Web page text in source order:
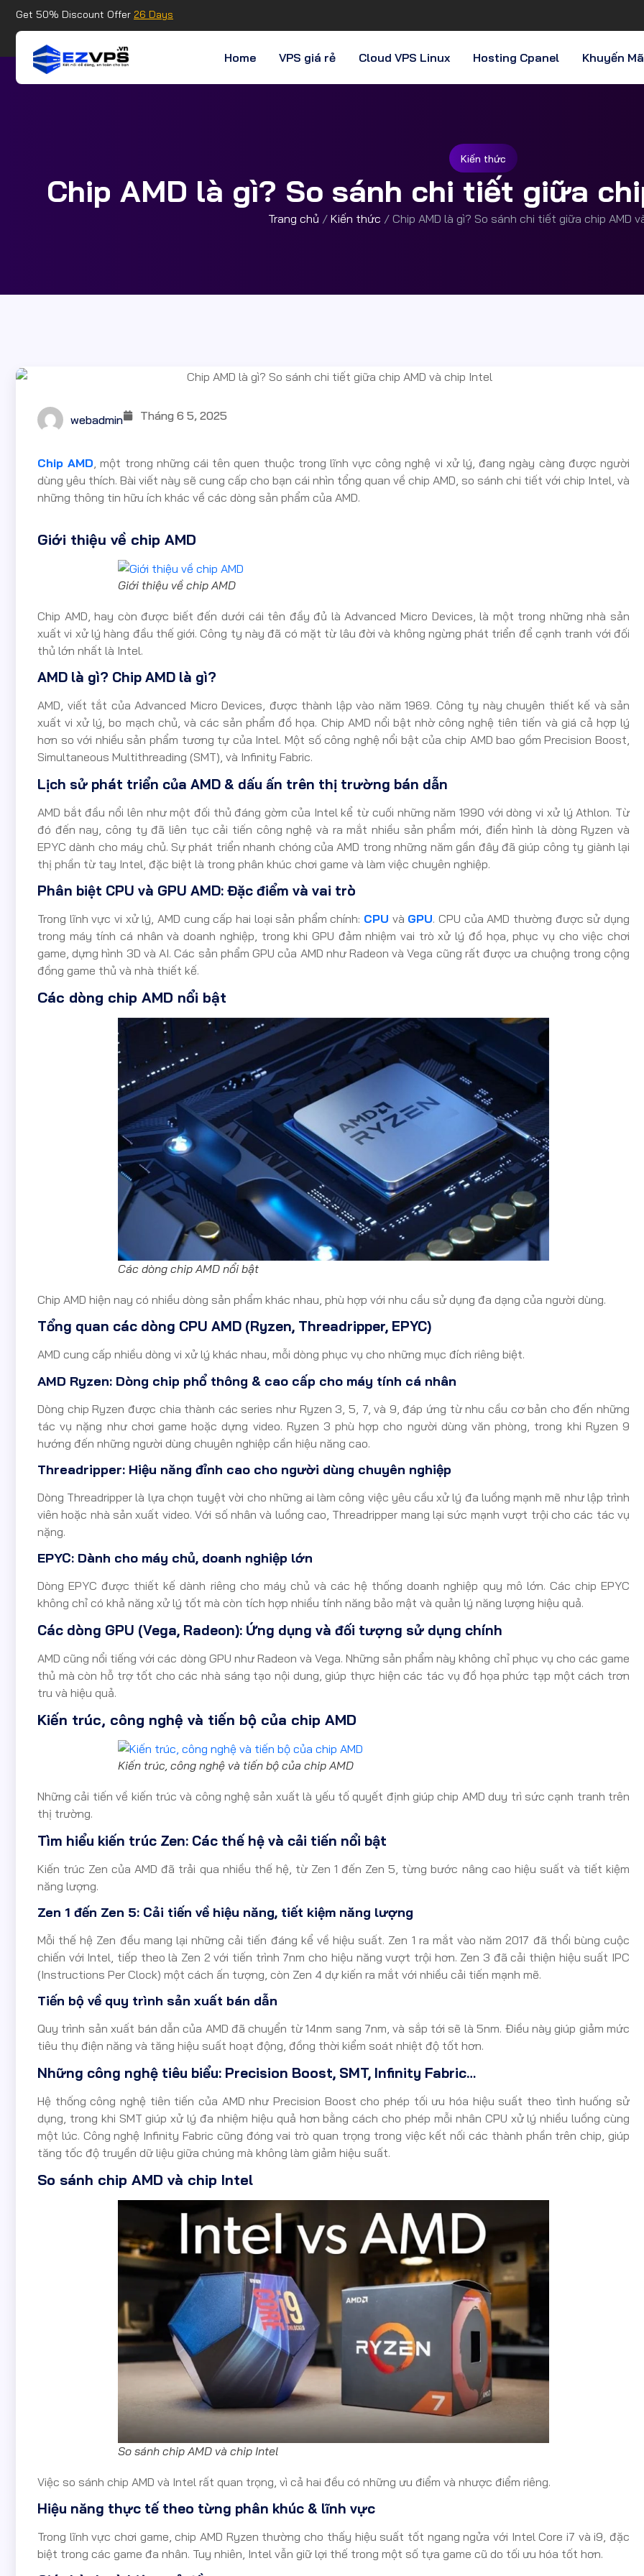
Get 50% Discount Offer 26 Days
Home VPS giá rẻ Cloud VPS Linux Hosting Cpanel Khuyến
Kiến thức
Chip AMD là gì? So sánh chi tiết giữa
Trang chủ / Kiến thức / Chip AMD là gì? So sánh chi tiết giữa chip AMD
webadmin Tháng 6 5, 2025
Chip AMD, một trong những cái tên quen thuộc trong lĩnh vực công nghệ vi xử lý, đang ngày càng được người
dùng yêu thích. Bài viết này sẽ cung cấp cho bạn cái nhìn tổng quan về chip AMD, so sánh chi tiết với chip Intel, và
những thông tin hữu ích khác về các dòng sản phẩm của AMD.
Giới thiệu về chip AMD
Giới thiệu về chip AMD
Chip AMD, hay còn được biết đến dưới cái tên đầy đủ là Advanced Micro Devices, là một trong những nhà sản
xuất vi xử lý hàng đầu thế giới. Công ty này đã có mặt từ lâu đời và không ngừng phát triển để cạnh tranh với đối
thủ lớn nhất là Intel.
AMD là gì? Chip AMD là gì?
AMD, viết tắt của Advanced Micro Devices, được thành lập vào năm 1969. Công ty này chuyên thiết kế và sản
xuất vi xử lý, bo mạch chủ, và các sản phẩm đồ họa. Chip AMD nổi bật nhờ công nghệ tiên tiến và giá cả hợp lý
hơn so với nhiều sản phẩm tương tự của Intel. Một số công nghệ nổi bật của chip AMD bao gồm Precision Boost,
Simultaneous Multithreading (SMT), và Infinity Fabric.
Lịch sử phát triển của AMD & dấu ấn trên thị trường bán dẫn
AMD bắt đầu nổi lên như một đối thủ đáng gờm của Intel kể từ cuối những năm 1990 với dòng vi xử lý Athlon. Từ
đó đến nay, công ty đã liên tục cải tiến công nghệ và ra mắt nhiều sản phẩm mới, điển hình là dòng Ryzen và
EPYC dành cho máy chủ. Sự phát triển nhanh chóng của AMD trong những năm gần đây đã giúp công ty giành lại
thị phần từ tay Intel, đặc biệt là trong phân khúc chơi game và làm việc chuyên nghiệp.
Phân biệt CPU và GPU AMD: Đặc điểm và vai trò
Trong lĩnh vực vi xử lý, AMD cung cấp hai loại sản phẩm chính: CPU và GPU. CPU của AMD thường được sử dụng
trong máy tính cá nhân và doanh nghiệp, trong khi GPU đảm nhiệm vai trò xử lý đồ họa, phục vụ cho việc chơi
game, dựng hình 3D và AI. Các sản phẩm GPU của AMD như Radeon và Vega cũng rất được ưa chuộng trong cộng
đồng game thủ và nhà thiết kế.
Các dòng chip AMD nổi bật
Các dòng chip AMD nổi bật
Chip AMD hiện nay có nhiều dòng sản phẩm khác nhau, phù hợp với nhu cầu sử dụng đa dạng của người dùng.
Tổng quan các dòng CPU AMD (Ryzen, Threadripper, EPYC)
AMD cung cấp nhiều dòng vi xử lý khác nhau, mỗi dòng phục vụ cho những mục đích riêng biệt.
AMD Ryzen: Dòng chip phổ thông & cao cấp cho máy tính cá nhân
Dòng chip Ryzen được chia thành các series như Ryzen 3, 5, 7, và 9, đáp ứng từ nhu cầu cơ bản cho đến những
tác vụ nặng như chơi game hoặc dựng video. Ryzen 3 phù hợp cho người dùng văn phòng, trong khi Ryzen 9
hướng đến những người dùng chuyên nghiệp cần hiệu năng cao.
Threadripper: Hiệu năng đỉnh cao cho người dùng chuyên nghiệp
Dòng Threadripper là lựa chọn tuyệt vời cho những ai làm công việc yêu cầu xử lý đa luồng mạnh mẽ như lập trình
viên hoặc nhà sản xuất video. Với số nhân và luồng cao, Threadripper mang lại sức mạnh vượt trội cho các tác vụ
nặng.
EPYC: Dành cho máy chủ, doanh nghiệp lớn
Dòng EPYC được thiết kế dành riêng cho máy chủ và các hệ thống doanh nghiệp quy mô lớn. Các chip EPYC
không chỉ có khả năng xử lý tốt mà còn tích hợp nhiều tính năng bảo mật và quản lý năng lượng hiệu quả.
Các dòng GPU (Vega, Radeon): Ứng dụng và đối tượng sử dụng chính
AMD cũng nổi tiếng với các dòng GPU như Radeon và Vega. Những sản phẩm này không chỉ phục vụ cho các game
thủ mà còn hỗ trợ tốt cho các nhà sáng tạo nội dung, giúp thực hiện các tác vụ đồ họa phức tạp một cách trơn
tru và hiệu quả.
Kiến trúc, công nghệ và tiến bộ của chip AMD
Kiến trúc, công nghệ và tiến bộ của chip AMD
Những cải tiến về kiến trúc và công nghệ sản xuất là yếu tố quyết định giúp chip AMD duy trì sức cạnh tranh trên
thị trường.
Tìm hiểu kiến trúc Zen: Các thế hệ và cải tiến nổi bật
Kiến trúc Zen của AMD đã trải qua nhiều thế hệ, từ Zen 1 đến Zen 5, từng bước nâng cao hiệu suất và tiết kiệm
năng lượng.
Zen 1 đến Zen 5: Cải tiến về hiệu năng, tiết kiệm năng lượng
Mỗi thế hệ Zen đều mang lại những cải tiến đáng kể về hiệu suất. Zen 1 ra mắt vào năm 2017 đã thổi bùng cuộc
chiến với Intel, tiếp theo là Zen 2 với tiến trình 7nm cho hiệu năng vượt trội hơn. Zen 3 đã cải thiện hiệu suất IPC
(Instructions Per Clock) một cách ấn tượng, còn Zen 4 dự kiến ra mắt với nhiều cải tiến mạnh mẽ.
Tiến bộ về quy trình sản xuất bán dẫn
Quy trình sản xuất bán dẫn của AMD đã chuyển từ 14nm sang 7nm, và sắp tới sẽ là 5nm. Điều này giúp giảm mức
tiêu thụ điện năng và tăng hiệu suất hoạt động, đồng thời kiểm soát nhiệt độ tốt hơn.
Những công nghệ tiêu biểu: Precision Boost, SMT, Infinity Fabric…
Hệ thống công nghệ tiên tiến của AMD như Precision Boost cho phép tối ưu hóa hiệu suất theo tình huống sử
dụng, trong khi SMT giúp xử lý đa nhiệm hiệu quả hơn bằng cách cho phép mỗi nhân CPU xử lý nhiều luồng cùng
một lúc. Công nghệ Infinity Fabric cũng đóng vai trò quan trọng trong việc kết nối các thành phần trên chip, giúp
tăng tốc độ truyền dữ liệu giữa chúng mà không làm giảm hiệu suất.
So sánh chip AMD và chip Intel
So sánh chip AMD và chip Intel
Việc so sánh chip AMD và Intel rất quan trọng, vì cả hai đều có những ưu điểm và nhược điểm riêng.
Hiệu năng thực tế theo từng phân khúc & lĩnh vực
Trong lĩnh vực chơi game, chip AMD Ryzen thường cho thấy hiệu suất tốt ngang ngửa với Intel Core i7 và i9, đặc
biệt trong các game đa nhân. Tuy nhiên, Intel vẫn giữ lợi thế trong một số tựa game cũ do tối ưu hóa tốt hơn.